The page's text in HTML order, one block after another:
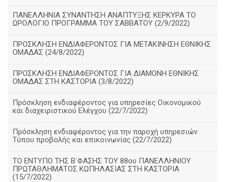
ΠΑΝΕΛΛΗΝΙΑ ΣΥΝΑΝΤΗΣΗ ΑΝΑΠΤΥΞΗΣ ΚΕΡΚΥΡΑ ΤΟ
ΩΡΟΛΟΓΙΟ ΠΡΟΓΡΑΜΜΑ ΤΟΥ ΣΑΒΒΑΤΟΥ (2/9/2022)
ΠΡΟΣΚΛΗΣΗ ΕΝΔΙΑΦΕΡΟΝΤΟΣ ΓΙΑ ΜΕΤΑΚΙΝΗΣΗ ΕΘΝΙΚΗΣ
ΟΜΑΔΑΣ (24/8/2022)
ΠΡΟΣΚΛΗΣΗ ΕΝΔΙΑΦΕΡΟΝΤΟΣ ΓΙΑ ΔΙΑΜΟΝΗ ΕΘΝΙΚΗΣ
ΟΜΑΔΑΣ ΣΤΗ ΚΑΣΤΟΡΙΑ (3/8/2022)
Πρόσκληση ενδιαφέροντος για υπηρεσίες Οικονομικού
και διαχειριστικού Ελέγχου (22/7/2022)
Πρόσκληση ενδιαφέροντος για την παροχή υπηρεσιών
Τύπου προβολής και επικοινωνίας (22/7/2022)
ΤΟ ΕΝΤΥΠΟ ΤΗΣ Β΄ΦΑΣΗΣ ΤΟΥ 88ου ΠΑΝΕΛΛΗΝΙΟΥ
ΠΡΩΤΑΘΛΗΜΑΤΟΣ ΚΩΠΗΛΑΣΙΑΣ ΣΤΗ ΚΑΣΤΟΡΙΑ
(15/7/2022)